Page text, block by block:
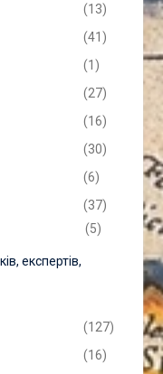
(13)
(41)
(1)
(27)
(16)
(30)
(6)
(37)
(5)
експертів,
(127)
(16)